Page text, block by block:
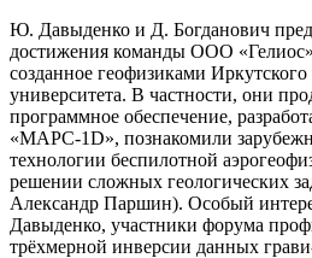
Ю. Давыденко и Д. Богданович
достижения команды ООО
созданное геофизиками Иркутского
университета. В частности, они
программное обеспечение,
«МАРС-1D», познакомили
технологии беспилотной
решении сложных геологических
Александр Паршин). Особый
Давыденко, участники форума
трёхмерной инверсии данных